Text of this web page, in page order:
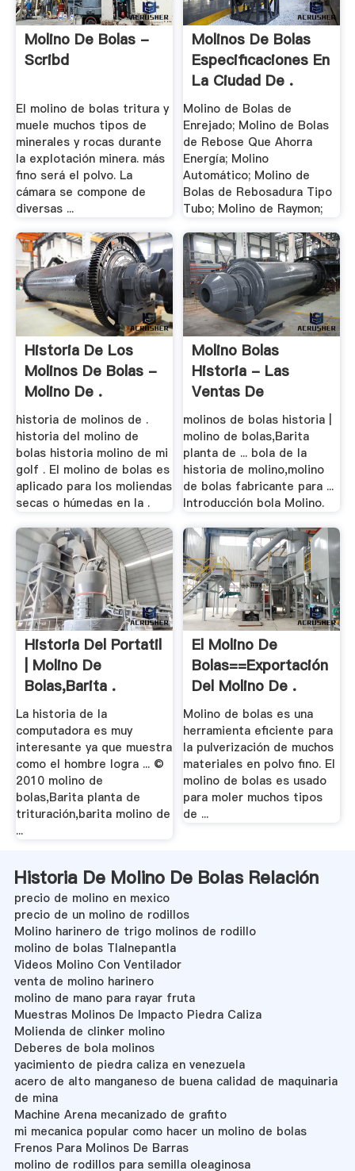
Molino De Bolas -
Scribd
El molino de bolas tritura y
muele muchos tipos de
minerales y rocas durante
la explotación minera. más
fino será el polvo. La
cámara se compone de
diversas ...
Molinos De Bolas
Especificaciones En
La Ciudad De .
Molino de Bolas de
Enrejado; Molino de Bolas
de Rebose Que Ahorra
Energía; Molino
Automático; Molino de
Bolas de Rebosadura Tipo
Tubo; Molino de Raymon;
Historia De Los
Molinos De Bolas -
Molino De .
historia de molinos de .
historia del molino de
bolas historia molino de mi
golf . El molino de bolas es
aplicado para los moliendas
secas o húmedas en la .
Molino Bolas
Historia - Las
Ventas De
Maquinaria .
molinos de bolas historia |
molino de bolas,Barita
planta de ... bola de la
historia de molino,molino
de bolas fabricante para ...
Introducción bola Molino.
Historia Del Portatil
| Molino De
Bolas,Barita .
La historia de la
computadora es muy
interesante ya que muestra
como el hombre logra ... ©
2010 molino de
bolas,Barita planta de
trituración,barita molino de
...
El Molino De
Bolas==Exportación
Del Molino De .
Molino de bolas es una
herramienta eficiente para
la pulverización de muchos
materiales en polvo fino. El
molino de bolas es usado
para moler muchos tipos
de ...
Historia De Molino De Bolas Relación
precio de molino en mexico
precio de un molino de rodillos
Molino harinero de trigo molinos de rodillo
molino de bolas Tlalnepantla
Videos Molino Con Ventilador
venta de molino harinero
molino de mano para rayar fruta
Muestras Molinos De Impacto Piedra Caliza
Molienda de clinker molino
Deberes de bola molinos
yacimiento de piedra caliza en venezuela
acero de alto manganeso de buena calidad de maquinaria
de mina
Machine Arena mecanizado de grafito
mi mecanica popular como hacer un molino de bolas
Frenos Para Molinos De Barras
molino de rodillos para semilla oleaginosa